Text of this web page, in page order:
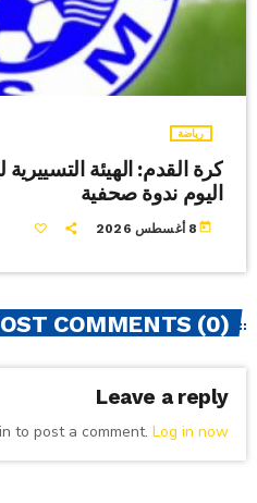
رياضة
كرة القدم: الهيئة التسييرية
اليوم ندوة صحفية
today 8 أغسطس 2026
COMMENTS (0)
Leave a reply
to post a comment. Log in now